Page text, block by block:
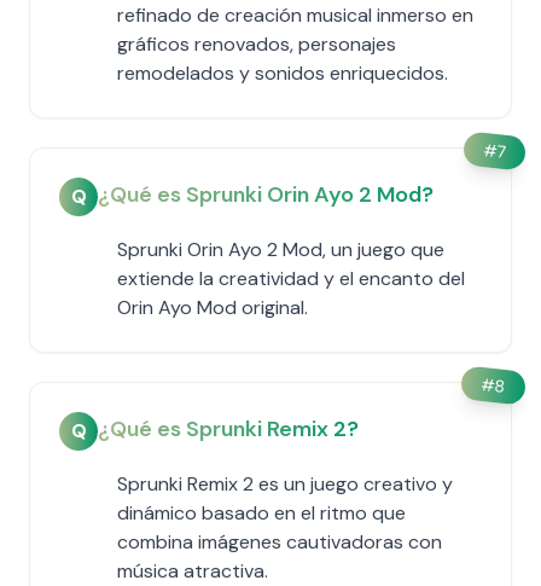
refinado de creación musical inmerso en
gráficos renovados, personajes
remodelados y sonidos enriquecidos.
#7
Q ¿Qué es Sprunki Orin Ayo 2 Mod?
Sprunki Orin Ayo 2 Mod, un juego que
extiende la creatividad y el encanto del
Orin Ayo Mod original.
#8
Q ¿Qué es Sprunki Remix 2?
Sprunki Remix 2 es un juego creativo y
dinámico basado en el ritmo que
combina imágenes cautivadoras con
música atractiva.